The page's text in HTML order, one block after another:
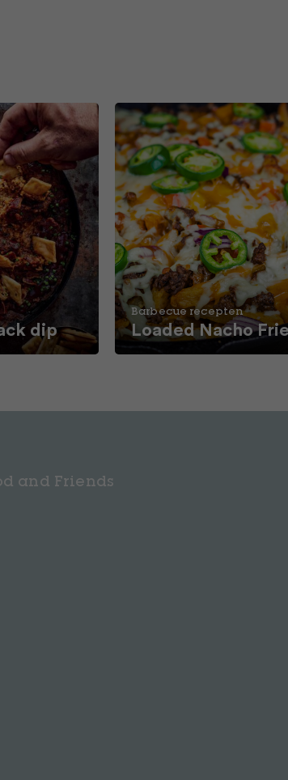
dip
Barbecue recepten
Loaded Nacho
and Friends